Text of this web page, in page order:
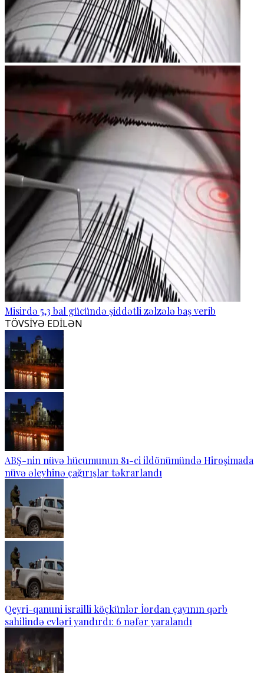
Misirdə 5,3 bal gücündə şiddətli zəlzələ baş verib
TÖVSİYƏ EDİLƏN
ABŞ-nin nüvə hücumunun 81-ci ildönümündə Hiroşimada
nüvə əleyhinə çağırışlar təkrarlandı
Qeyri-qanuni israilli köçkünlər İordan çayının qərb
sahilində evləri yandırdı: 6 nəfər yaralandı